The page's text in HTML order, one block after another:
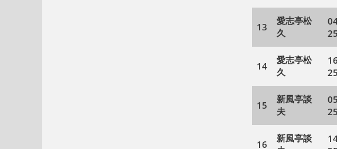
13
愛志亭松
久
14
愛志亭松
久
15
新風亭談
夫
16
新風亭談